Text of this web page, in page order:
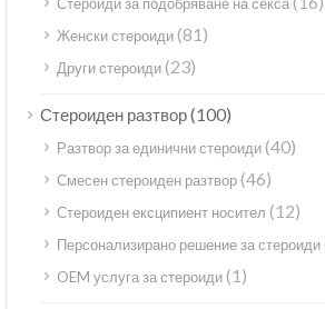
Стероиди за подобряване на секса
Женски стероиди(81)
Други стероиди(23)
Стероиден разтвор(100)
Разтвор за единични стероиди(40)
Смесен стероиден разтвор(46)
Стероиден ексципиент носител (12)
Персонализирано решение за стероиди
OEM услуга за стероиди(1)